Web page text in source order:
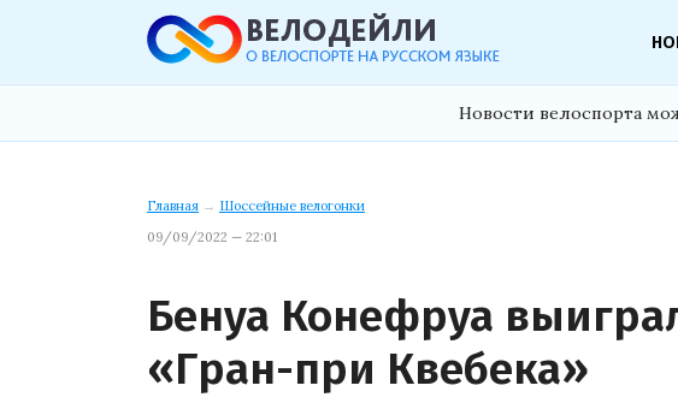
Новости велоспорта
Главная → Шоссейные велогонки
09/09/2022 — 22:01
Бенуа Конефруа
«Гран-при Квебека»